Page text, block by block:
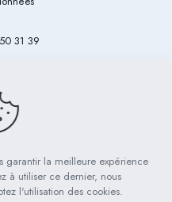
31 39
réservés | Réalisé par
LICOM
garantir la meilleure expérience
à utiliser ce dernier, nous
l'utilisation des cookies.